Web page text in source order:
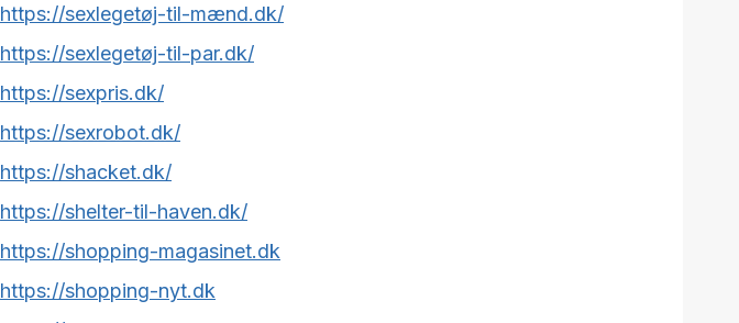
https://sexlegetøj-til-mænd.dk/
https://sexlegetøj-til-par.dk/
https://sexpris.dk/
https://sexrobot.dk/
https://shacket.dk/
https://shelter-til-haven.dk/
https://shopping-magasinet.dk
https://shopping-nyt.dk